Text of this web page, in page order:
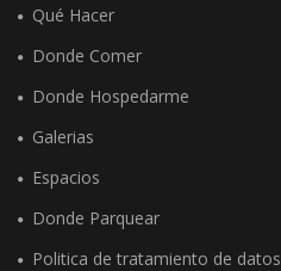
Qué Hacer
Donde Comer
Donde Hospedarme
Galerias
Espacios
Donde Parquear
Politica de tratamiento de datos